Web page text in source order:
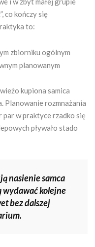
co kończy się
to:
zbiorniku ogólnym
planowanym
kupiona samica
Planowanie rozmnażania
w praktyce rzadko się
pływało stado
nasienie samca
wydawać kolejne
bez dalszej